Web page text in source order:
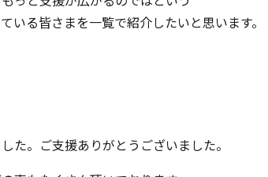
いる皆さまを一覧で紹介したいと思います。
た。ご支援ありがとうございました。